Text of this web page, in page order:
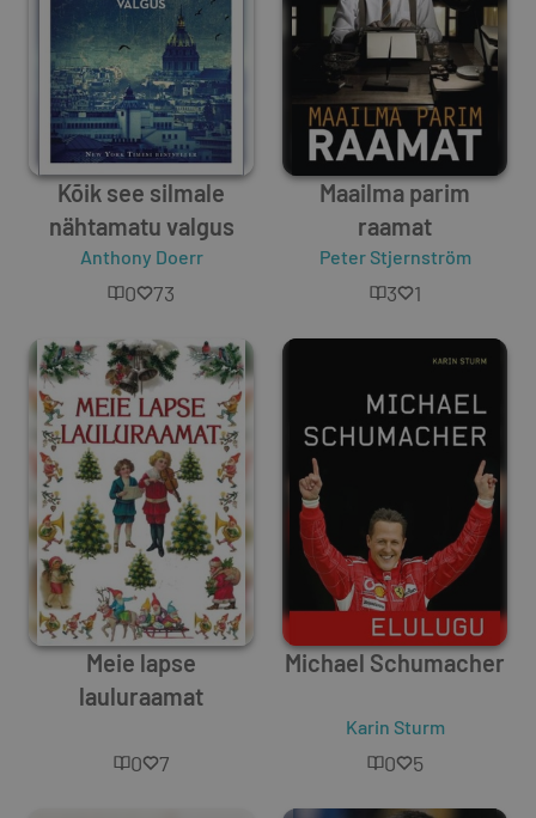
Kõik see silmale
nähtamatu valgus
Anthony Doerr
0 73
Maailma parim
raamat
Peter Stjernström
3 1
Meie lapse
lauluraamat
0 7
Michael Schumacher
Karin Sturm
0 5